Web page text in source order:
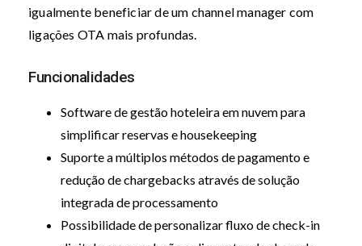
igualmente beneficiar de um channel manager com
ligações OTA mais profundas.
Funcionalidades
Software de gestão hoteleira em nuvem para
simplificar reservas e housekeeping
Suporte a múltiplos métodos de pagamento e
redução de chargebacks através de solução
integrada de processamento
Possibilidade de personalizar fluxo de check-in